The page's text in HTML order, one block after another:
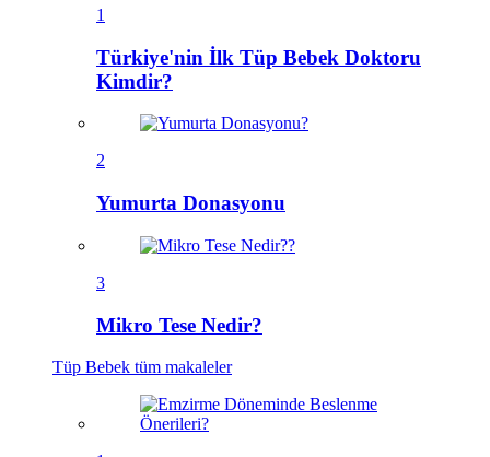
1
Türkiye'nin İlk Tüp Bebek Doktoru
Kimdir?
2
Yumurta Donasyonu
3
Mikro Tese Nedir?
Tüp Bebek tüm makaleler